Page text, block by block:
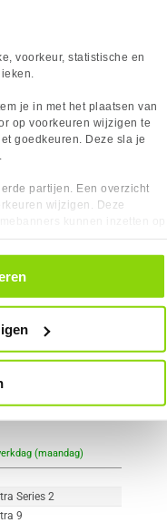
voorkeur, statistische en
je in met het plaatsen van
op voorkeuren wijzigen te
goedkeuren. Deze sla je
partijen. Een overzicht
wijzigen. Deze
altijd intrekken, dit doe je
op ‘Cookievoorkeuren’
7
416x
(maandag)
Series 2
9